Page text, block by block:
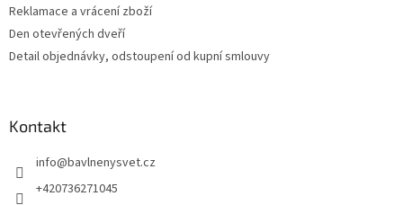
Reklamace a vrácení zboží
Den otevřených dveří
Detail objednávky, odstoupení od kupní smlouvy
Kontakt
info@bavlnenysvet.cz
+420736271045